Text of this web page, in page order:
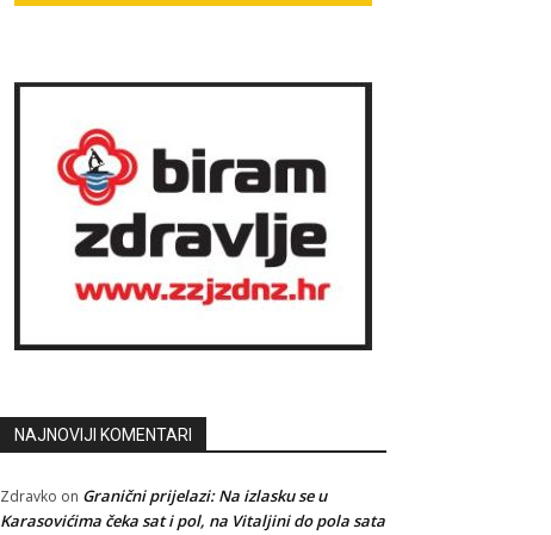
NAJNOVIJI KOMENTARI
Zdravko on Granični prijelazi: Na izlasku se u
Karasovićima čeka sat i pol, na Vitaljini do pola sata